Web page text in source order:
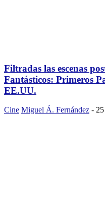
Filtradas las escenas
Fantásticos: Primeros
EE.UU.
Cine Miguel Á. Fernández -